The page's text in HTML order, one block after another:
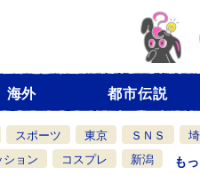
海外 都市伝説
スポーツ 東京 ＳＮＳ
ション コスプレ 新潟 も